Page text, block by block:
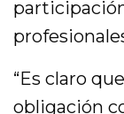
“Es claro
obligación